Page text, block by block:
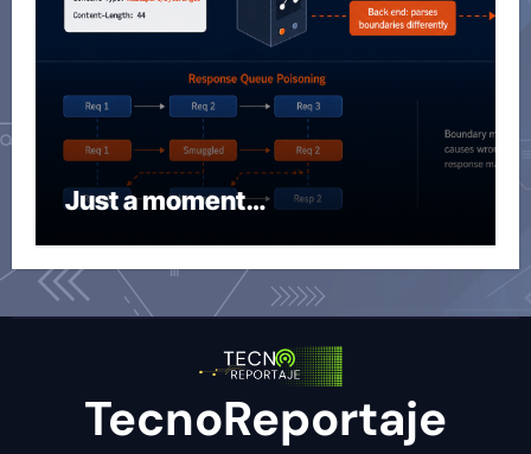
Just a moment…
TecnoReportaje